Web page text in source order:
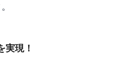
実現！